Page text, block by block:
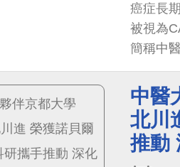
癌症長
被視為
簡稱中
「EXO
辨識能
效，甚
中醫
北川
推動